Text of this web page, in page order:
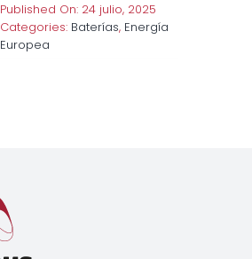
Published On: 24 julio, 2025
Categories: Baterías, Energía
Europea